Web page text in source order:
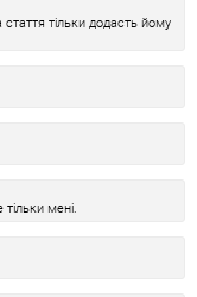
тільки додасть йому
мені.